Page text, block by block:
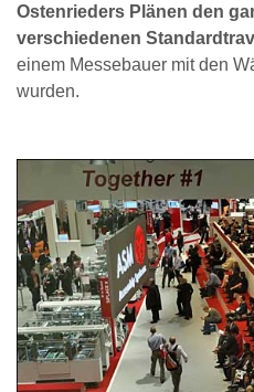
Ostenrieders Plänen den
verschiedenen
einem Messebauer mit den
wurden.